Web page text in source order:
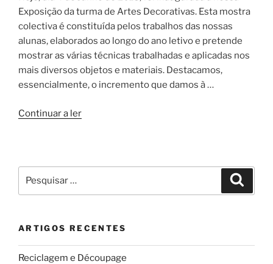
Exposição da turma de Artes Decorativas. Esta mostra
colectiva é constituída pelos trabalhos das nossas
alunas, elaborados ao longo do ano letivo e pretende
mostrar as várias técnicas trabalhadas e aplicadas nos
mais diversos objetos e materiais. Destacamos,
essencialmente, o incremento que damos à …
Continuar a ler“Exposição
por:
ARTIGOS RECENTES
Reciclagem e Découpage